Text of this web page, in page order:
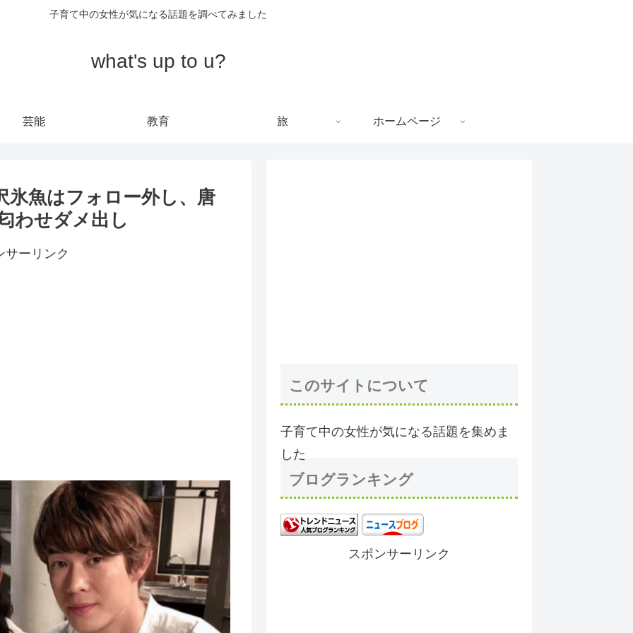
子育て中の女性が気になる話題を調べてみました
what's up to u?
芸能 教育 旅 ホームページ
氷魚はフォロー外し、唐
わせダメ出し
サーリンク
このサイトについて
子育て中の女性が気になる話題を集めま
した
ブログランキング
スポンサーリンク